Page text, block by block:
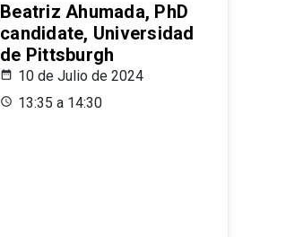
Beatriz Ahumada, PhD
candidate, Universidad
de Pittsburgh
10 de Julio de 2024
13:35 a 14:30